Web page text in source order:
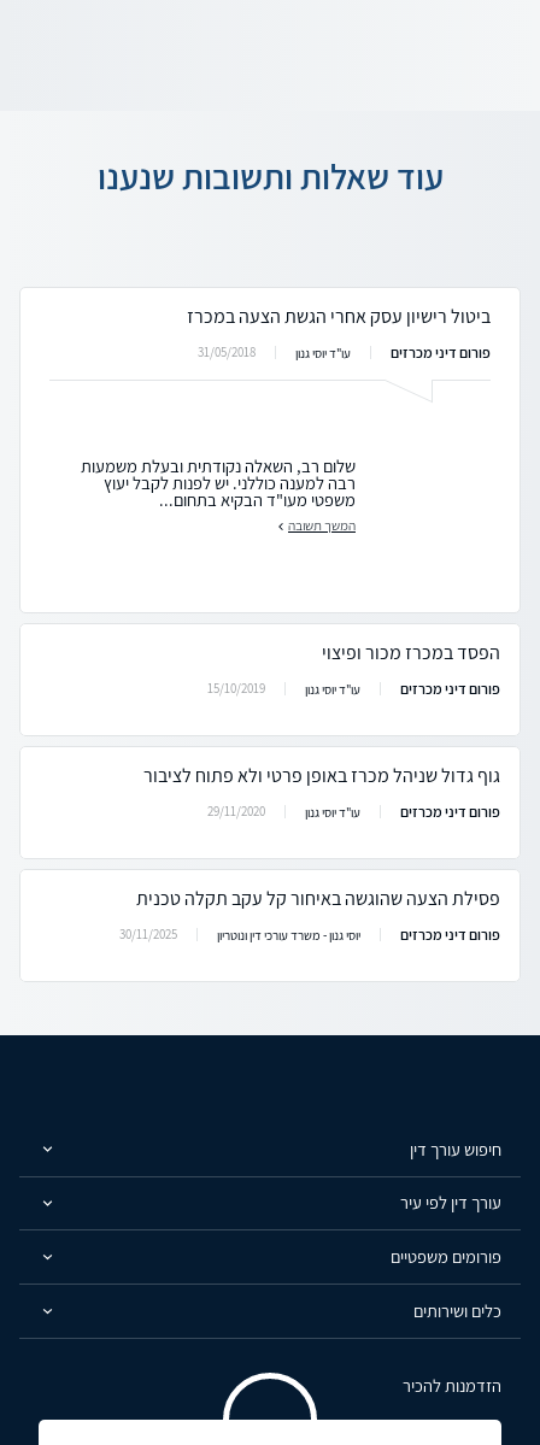
עוד שאלות ותשובות שנענו
ביטול רישיון עסק אחרי הגשת הצעה במכרז
פורום דיני מכרזים עו"ד יוסי גנון 31/05/2018
שלום רב, השאלה נקודתית ובעלת משמעות
רבה למענה כוללני. יש לפנות לקבל יעוץ
משפטי מעו"ד הבקיא בתחום...
המשך תשובה
הפסד במכרז מכור ופיצוי
פורום דיני מכרזים עו"ד יוסי גנון 15/10/2019
גוף גדול שניהל מכרז באופן פרטי ולא פתוח לציבור
פורום דיני מכרזים עו"ד יוסי גנון 29/11/2020
פסילת הצעה שהוגשה באיחור קל עקב תקלה טכנית
פורום דיני מכרזים יוסי גנון - משרד עורכי דין ונוטריון 30/11/2025
חיפוש עורך דין
עורך דין לפי עיר
פורומים משפטיים
כלים ושירותים
הזדמנות להכיר